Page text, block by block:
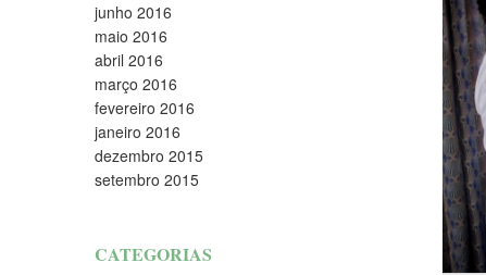
junho 2016
maio 2016
abril 2016
março 2016
fevereiro 2016
janeiro 2016
dezembro 2015
setembro 2015
CATEGORIAS